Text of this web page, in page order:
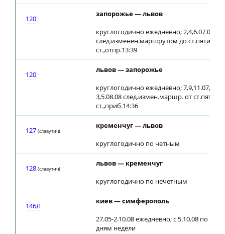
120
запорожье — львов
круглогодично ежедневно; 2,4,6.07.08
след.изменен.маршрутом до
ст.,отпр.13:39
120
львов — запорожье
круглогодично ежедневно; 7,9,11.07,
3,5.08.08 след.измен.маршр. от
ст.,приб.14:36
127 (славутич)
кременчуг — львов
круглогодично по четным
128 (славутич)
львов — кременчуг
круглогодично по нечетным
146Л
киев — симферополь
27.05-2.10.08 ежедневно; с 5.10.08 по 2, 4,
дням недели